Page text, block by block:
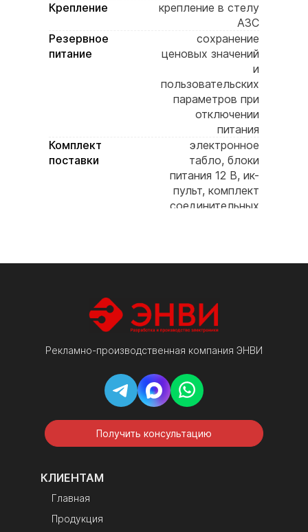
Крепление
крепление в стелу
АЗС
Резервное
питание
сохранение
ценовых значений
и
пользовательских
параметров при
отключении
питания
Комплект
поставки
электронное
табло, блоки
питания 12 В, ик-
пульт, комплект
соединительных
гарантийный
Рекламно-производственная компания ЭНВИ
Получить консультацию
КЛИЕНТАМ
Главная
Продукция